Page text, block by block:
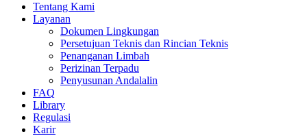
Tentang Kami
Layanan
Dokumen Lingkungan
Persetujuan Teknis dan Rincian Teknis
Penanganan Limbah
Perizinan Terpadu
Penyusunan Andalalin
FAQ
Library
Regulasi
Karir